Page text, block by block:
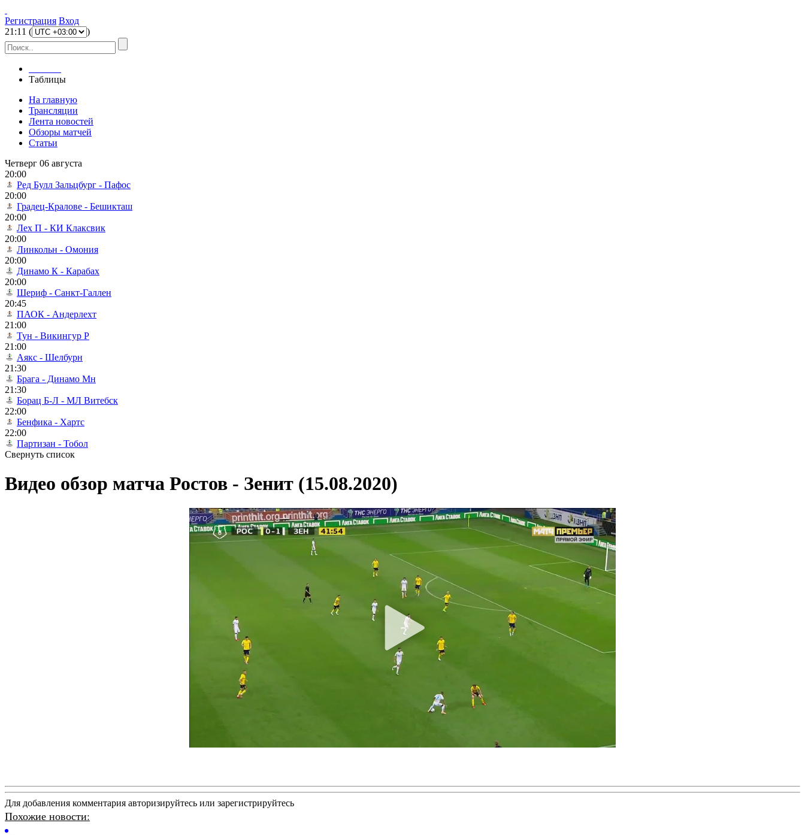
Регистрация Вход
21 :11 ( )
Таблицы
На главную
Трансляции
Лента новостей
Обзоры матчей
Статьи
Четверг 06 августа
20:00
Ред Булл Зальцбург - Пафос
20:00
Градец-Кралове - Бешикташ
20:00
Лех П - КИ Клаксвик
20:00
Линкольн - Омония
20:00
Динамо К - Карабах
20:00
Шериф - Санкт-Галлен
20:45
ПАОК - Андерлехт
21:00
Тун - Викингур Р
21:00
Аякс - Шелбурн
21:30
Брага - Динамо Мн
21:30
Борац Б-Л - МЛ Витебск
22:00
Бенфика - Хартс
22:00
Партизан - Тобол
Свернуть список
Видео обзор матча Ростов - Зенит (15.08.2020)
Для добавления комментария авторизируйтесь или зарегистрируйтесь
Похожие новости: